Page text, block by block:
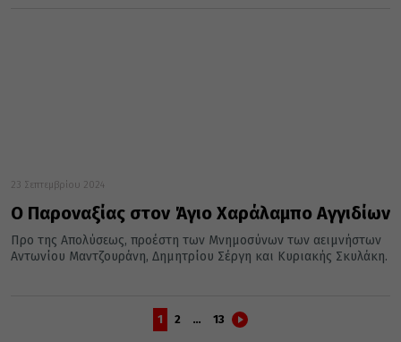
23 Σεπτεμβρίου 2024
Ο Παροναξίας στον Άγιο Χαράλαμπο Αγγιδίων
Προ της Απολύσεως, προέστη των Μνημοσύνων των αειμνήστων
Αντωνίου Μαντζουράνη, Δημητρίου Σέργη και Κυριακής Σκυλάκη.
1 2 … 13